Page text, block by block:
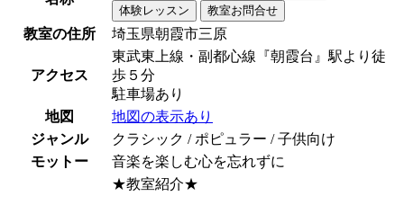
教室の住所 埼玉県朝霞市三原
アクセス
東武東上線・副都心線『朝霞台』駅より徒
歩５分
駐車場あり
地図
地図の表示あり
ジャンル
クラシック / ポピュラー / 子供向け
モットー
音楽を楽しむ心を忘れずに
★教室紹介★